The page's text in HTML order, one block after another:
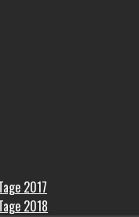
2017
2018